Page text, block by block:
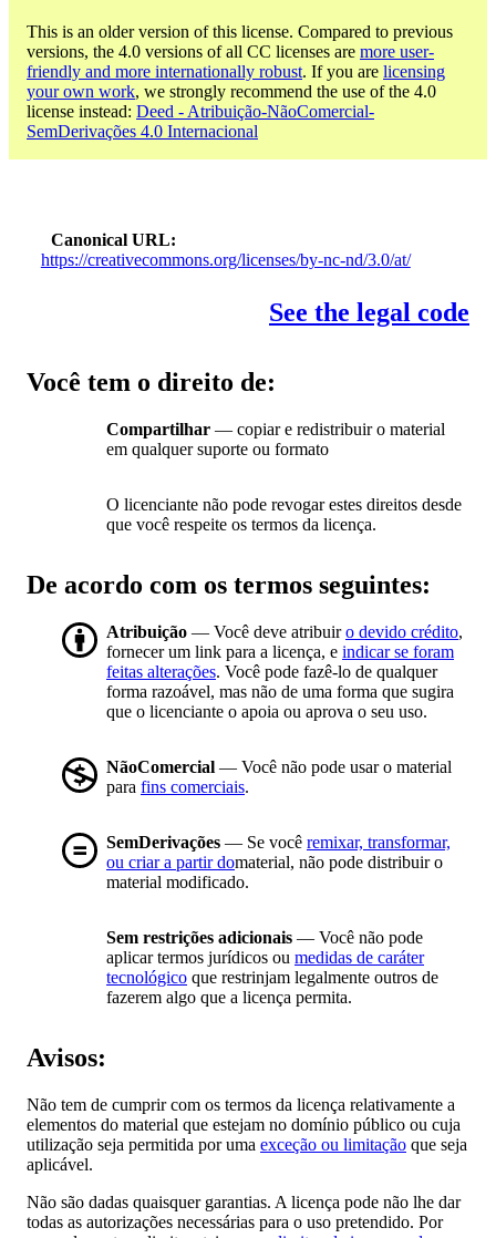
This is an older version of this license. Compared to previous
versions, the 4.0 versions of all CC licenses are more user-
friendly and more internationally robust. If you are licensing
your own work, we strongly recommend the use of the 4.0
license instead: Deed - Atribuição-NãoComercial-
SemDerivações 4.0 Internacional
Canonical URL
https://creativecommons.org/licenses/by-nc-nd/3.0/at/
See the legal code
Você tem o direito de:
Compartilhar — copiar e redistribuir o material
em qualquer suporte ou formato
O licenciante não pode revogar estes direitos desde
que você respeite os termos da licença.
De acordo com os termos seguintes:
Atribuição — Você deve atribuiro devido crédito,
fornecer um link para a licença, e indicar se foram
feitas alterações. Você pode fazê-lo de qualquer
forma razoável, mas não de uma forma que sugira
que o licenciante o apoia ou aprova o seu uso.
NãoComercial — Você não pode usar o material
para fins comerciais.
SemDerivações — Se você remixar, transformar,
ou criar a partir domaterial, não pode distribuir o
material modificado.
Sem restrições adicionais — Você não pode
aplicar termos jurídicos ou medidas de caráter
tecnológico que restrinjam legalmente outros de
fazerem algo que a licença permita.
Avisos:
Não tem de cumprir com os termos da licença relativamente a
elementos do material que estejam no domínio público ou cuja
utilização seja permitida por uma exceção ou limitação que seja
aplicável.
Não são dadas quaisquer garantias. A licença pode não lhe dar
todas as autorizações necessárias para o uso pretendido. Por